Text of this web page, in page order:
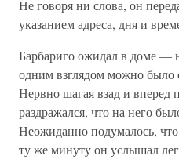
Не говоря ни слова, он
указанием адреса, дня и
Барбариго ожидал в доме —
одним взглядом можно было
Нервно шагая взад и вперед
раздражался, что на него
Неожиданно подумалось,
ту же минуту он услышал